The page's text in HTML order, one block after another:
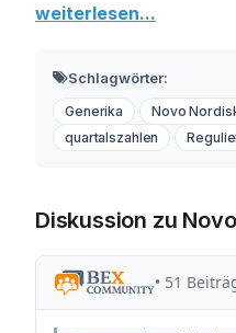
weiterlesen...
Schlagwörter:
Generika Novo
quartalszahlen
Diskussion zu